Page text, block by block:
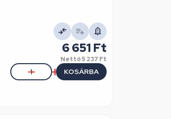
6 651 Ft
Nettó5 237 Ft
KOSÁRBA